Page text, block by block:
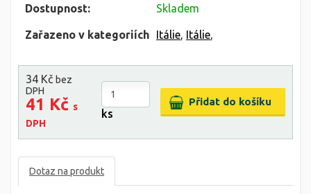
Dostupnost: Skladem
Zařazeno v kategoriích Itálie, Itálie,
34 Kč bez
DPH
41 Kč s
DPH
ks
Dotaz na produkt